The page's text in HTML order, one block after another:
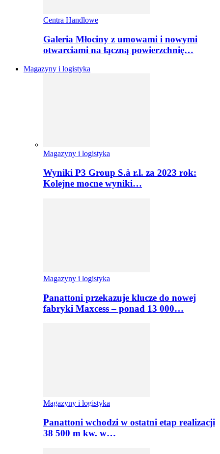
Centra Handlowe
Galeria Młociny z umowami i nowymi
otwarciami na łączną powierzchnię…
Magazyny i logistyka
Magazyny i logistyka
Wyniki P3 Group S.à r.l. za 2023 rok:
Kolejne mocne wyniki…
Magazyny i logistyka
Panattoni przekazuje klucze do nowej
fabryki Maxcess – ponad 13 000…
Magazyny i logistyka
Panattoni wchodzi w ostatni etap realizacji
38 500 m kw. w…